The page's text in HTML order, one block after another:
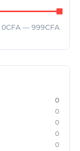
0CFA — 999CFA
0
0
0
0
0